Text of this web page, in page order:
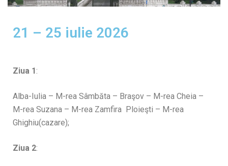
21 – 25 iulie 2026
Ziua 1:
Alba-Iulia – M-rea Sâmbăta – Braşov – M-rea Cheia –
M-rea Suzana – M-rea Zamfira Ploieşti – M-rea
Ghighiu(cazare);
Ziua 2: